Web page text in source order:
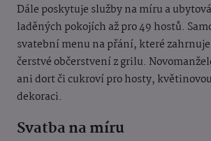
Dále poskytuje služby na míru a
laděných pokojích až pro 49 hostů.
svatební menu na přání, které
čerstvé občerstvení z grilu.
ani dort či cukroví pro hosty,
dekoraci.
Svatba na míru